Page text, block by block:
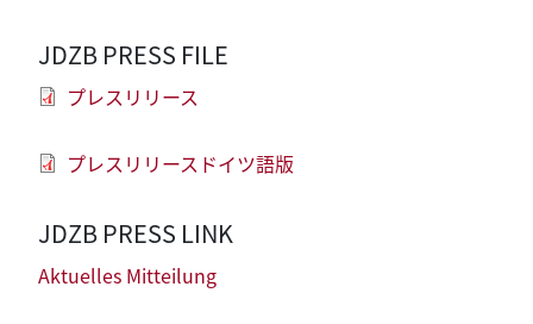
JDZB PRESS FILE
プレスリリース
プレスリリースドイツ語版
JDZB PRESS LINK
Aktuelles Mitteilung